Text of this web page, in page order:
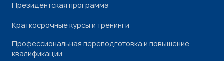
Президентская программа
Краткосрочные курсы и тренинги
Профессиональная переподготовка и повышение
квалификации